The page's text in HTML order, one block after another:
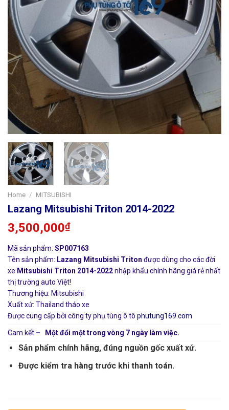
Home / MITSUBISHI
Lazang Mitsubishi Triton 2014-2022
3,500,000₫
Mã sản phẩm: SP007163
Tên sản phẩm: Lazang Mitsubishi Triton được dùng cho các đời
xe Mitsubishi Triton 2014-2022nhập khẩu chính hãng giá rẻ nhất
thị trường auto Việt!
Thương hiệu: Mitsubishi
Xuất xứ: Thailand tháo xe
Được cung cấp bởi công ty phụ tùng ô tô phutung169.com
Cam kết – Một đổi một trong vòng 7 ngày làm việc.
Sản phẩm chính hãng, đúng nguồn gốc xuất xứ.
Được kiểm tra hàng trước khi thanh toán.